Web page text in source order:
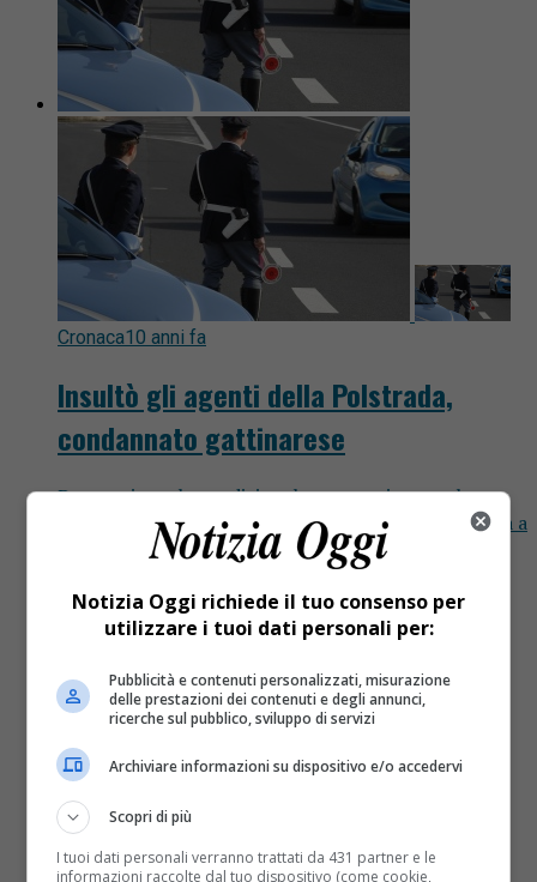
Cronaca10 anni fa
Insultò gli agenti della Polstrada,
condannato gattinarese
Due mesi con la condizionale per un giovane che
rifiutò l’alcoltest dando in escandescenza Condanna a
due mesi con la condizionale per un gattinarese di
Notizia Oggi richiede il tuo consenso per
utilizzare i tuoi dati personali per:
Pubblicità e contenuti personalizzati, misurazione
delle prestazioni dei contenuti e degli annunci,
ricerche sul pubblico, sviluppo di servizi
Archiviare informazioni su dispositivo e/o accedervi
Scopri di più
I tuoi dati personali verranno trattati da 431 partner e le
informazioni raccolte dal tuo dispositivo (come cookie,